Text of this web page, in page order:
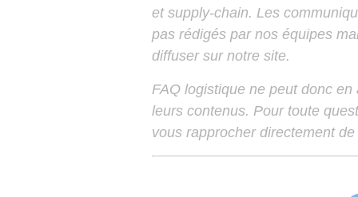
et supply-chain. Les
pas rédigés par nos équipes
diffuser sur notre site.
FAQ logistique ne peut donc
leurs contenus. Pour toute
vous rapprocher directement